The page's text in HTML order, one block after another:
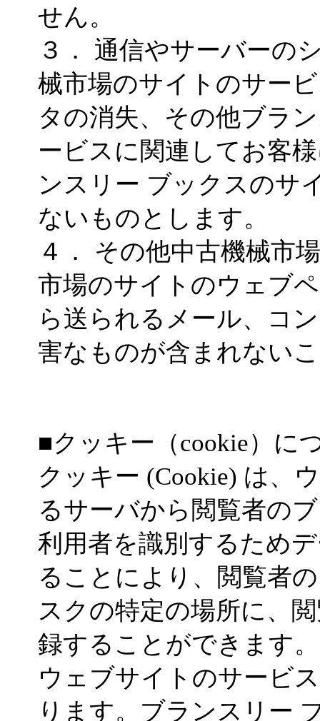
せん。
３． 通信やサーバーの
械市場のサイトのサー
タの消失、その他ブラ
ービスに関連してお客
ンスリー ブックスのサ
ないものとします。
４． その他中古機械市
市場のサイトのウェブ
ら送られるメール、コ
害なものが含まれない
■クッキー（cookie）に
クッキー (Cookie) は、
るサーバから閲覧者の
利用者を識別するため
ることにより、閲覧者
スクの特定の場所に、
録することができます
ウェブサイトのサービ
ります。ブランスリー